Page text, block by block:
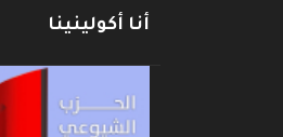
أنا أكولينينا